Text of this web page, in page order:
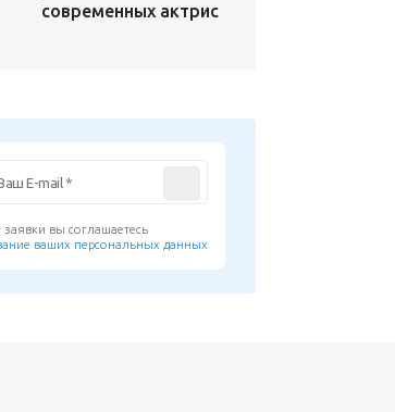
современных актрис
заявки вы соглашаетесь
ваших персональных данных